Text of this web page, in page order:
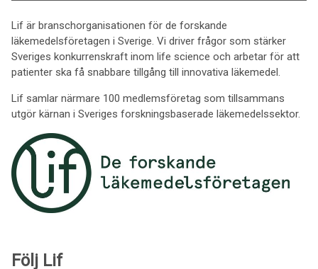
Lif är branschorganisationen för de forskande
läkemedelsföretagen i Sverige. Vi driver frågor som stärker
Sveriges konkurrenskraft inom life science och arbetar för att
patienter ska få snabbare tillgång till innovativa läkemedel.
Lif samlar närmare 100 medlemsföretag som tillsammans
utgör kärnan i Sveriges forskningsbaserade läkemedelssektor.
Följ Lif